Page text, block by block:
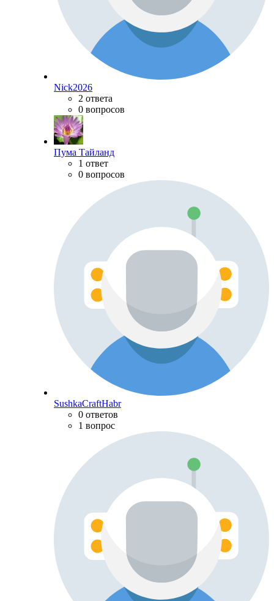
Nick2026
2 ответа
0 вопросов
Пума Тайланд
1 ответ
0 вопросов
SushkaCraftHabr
0 ответов
1 вопрос